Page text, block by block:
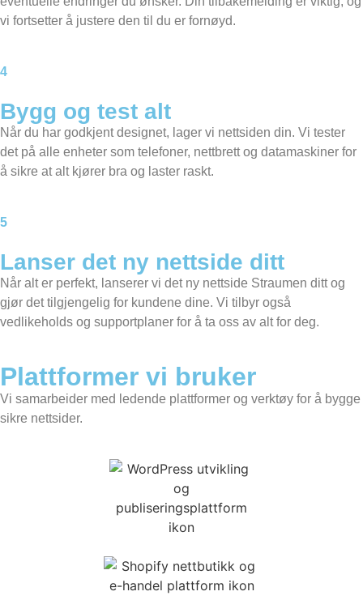
vi fortsetter å justere den til du er fornøyd.
4
Bygg og test alt
Når du har godkjent designet, lager vi nettsiden din. Vi tester
det på alle enheter som telefoner, nettbrett og datamaskiner for
å sikre at alt kjører bra og laster raskt.
5
Lanser det ny nettside ditt
Når alt er perfekt, lanserer vi det ny nettside Straumen ditt og
gjør det tilgjengelig for kundene dine. Vi tilbyr også
vedlikeholds og supportplaner for å ta oss av alt for deg.
Plattformer vi bruker
Vi samarbeider med ledende plattformer og verktøy for å bygge
sikre nettsider.